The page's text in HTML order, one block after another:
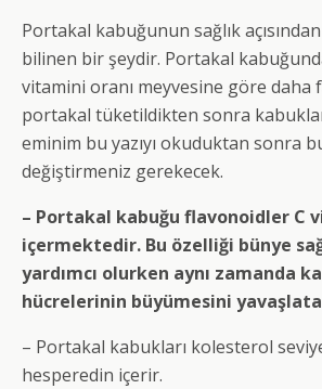
Portakal kabuğunun sağlık
bilinen bir şeydir. Portakal
vitamini oranı meyvesine göre daha
portakal tüketildikten sonra
eminim bu yazıyı okuduktan sonra bu
değiştirmeniz gerekecek.
– Portakal kabuğu flavonoidler C
içermektedir. Bu özelliği bünye
yardımcı olurken aynı zamanda
hücrelerinin büyümesini
– Portakal kabukları kolesterol
hesperedin içerir.